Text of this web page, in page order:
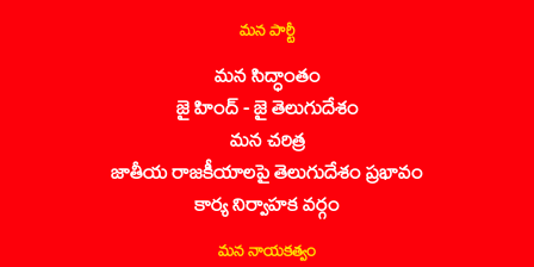
మన పార్టీ
మన సిద్ధాంతం
జై హింద్ - జై తెలుగుదేశం
మన చరిత్ర
జాతీయ రాజకీయాలపై తెలుగుదేశం ప్రభావం
కార్య నిర్వాహక వర్గం
మన నాయకత్వం